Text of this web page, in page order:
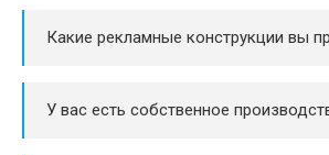
Какие рекламные конструкции вы
У вас есть собственное